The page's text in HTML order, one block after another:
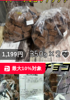
1,199円
最大10%対象